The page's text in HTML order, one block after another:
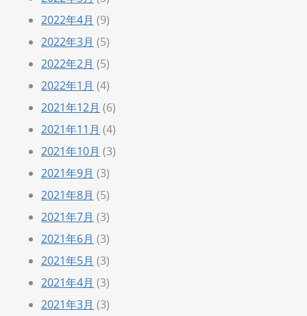
2022年4月 (9)
2022年3月 (5)
2022年2月 (5)
2022年1月 (4)
2021年12月 (6)
2021年11月 (4)
2021年10月 (3)
2021年9月 (3)
2021年8月 (5)
2021年7月 (3)
2021年6月 (3)
2021年5月 (3)
2021年4月 (3)
2021年3月 (3)